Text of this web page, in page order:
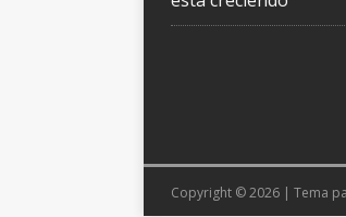
Copyright © 2026 | Tema